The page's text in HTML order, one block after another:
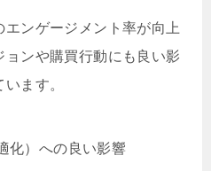
ンゲージメント率が向上
ョンや購買行動にも良い影
ます。
化）への良い影響